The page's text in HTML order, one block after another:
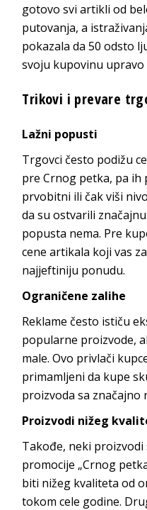
gotovo svi artikli od
putovanja, a
pokazala da 50 odsto
svoju kupovinu upravo
Trikovi i prevare
Lažni popusti
Trgovci često podižu
pre Crnog petka, pa ih
prvobitni ili čak viši
da su ostvarili
popusta nema. Pre
cene artikala koji vas
najjeftiniju ponudu.
Ograničene zalihe
Reklame često ističu
popularne proizvode,
male. Ovo privlači
primamljeni da kupe
proizvoda sa značajno
Proizvodi nižeg
Takođe, neki
promocije „Crnog
biti nižeg kvaliteta od
tokom cele godine.